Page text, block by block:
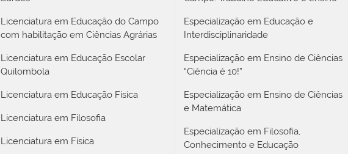
Licenciatura em Educação do Campo
com habilitação em Ciências Agrárias
Licenciatura em Educação Escolar
Quilombola
Licenciatura em Educação Física
Licenciatura em Filosofia
Licenciatura em Física
Especialização em Educação e
Interdisciplinaridade
Especialização em Ensino de Ciências
“Ciência é 10!”
Especialização em Ensino de Ciências
e Matemática
Especialização em Filosofia,
Conhecimento e Educação